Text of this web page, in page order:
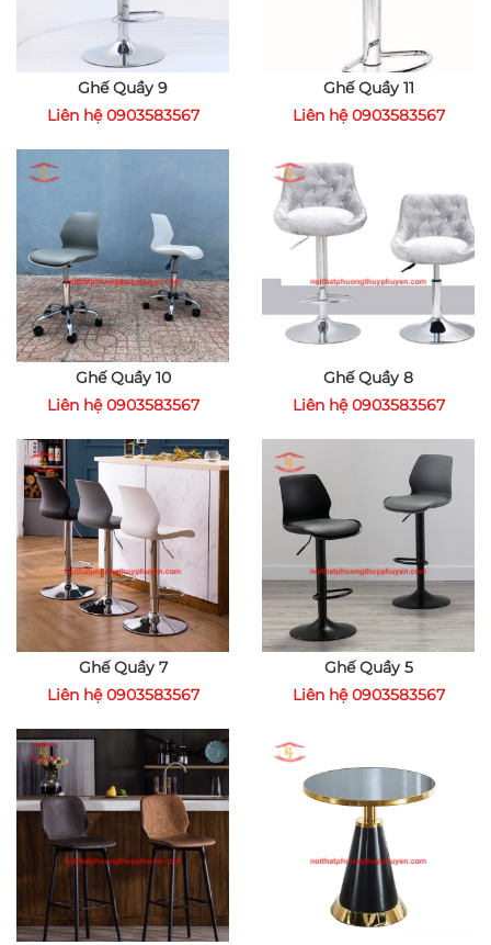
Ghế Quầy 9
Liên hệ 0903583567
Ghế Quầy 11
Liên hệ 0903583567
Ghế Quầy 10
Liên hệ 0903583567
Ghế Quầy 8
Liên hệ 0903583567
Ghế Quầy 7
Liên hệ 0903583567
Ghế Quầy 5
Liên hệ 0903583567